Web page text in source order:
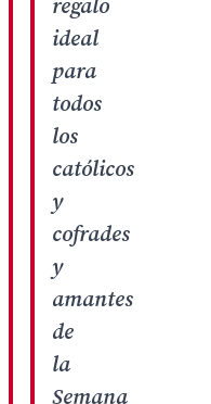
regalo
ideal
para
todos
los
católicos
y
cofrades
y
amantes
de
la
Semana